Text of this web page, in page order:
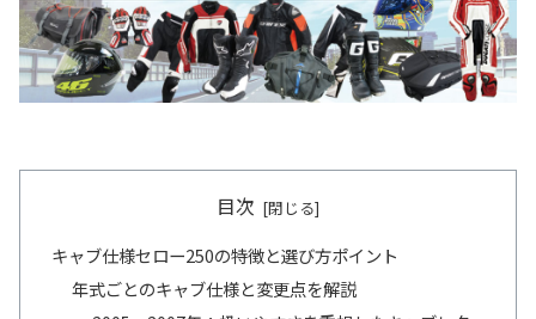
目次
キャブ仕様セロー250の特徴と選び方ポイント
年式ごとのキャブ仕様と変更点を解説